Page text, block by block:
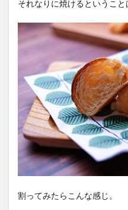
それなりに焼けるということ
割ってみたらこんな感じ。